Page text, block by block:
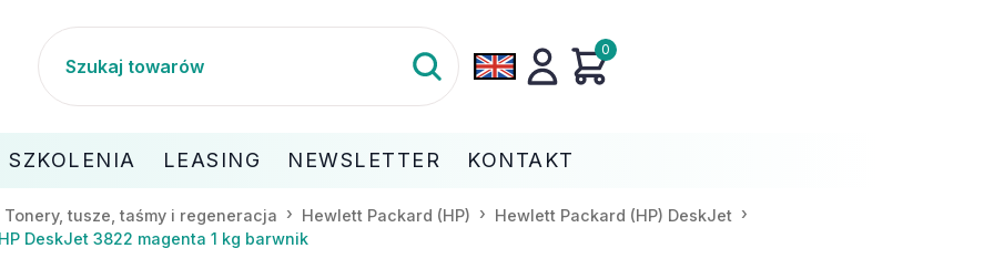
0
SZKOLENIA LEASING NEWSLETTER KONTAKT
Tonery, tusze, taśmy i regeneracja Hewlett Packard (HP)
Hewlett Packard (HP) DeskJet
DeskJet 3822 magenta 1 kg barwnik